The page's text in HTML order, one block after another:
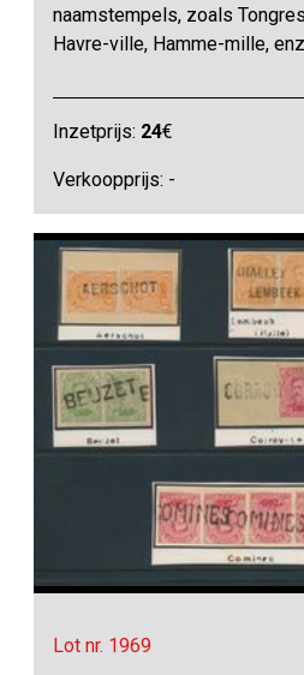
naamstempels, zoals
Havre-ville, Hamme-mille,
Inzetprijs: 24€
Verkoopprijs: -
Lot nr. 1969